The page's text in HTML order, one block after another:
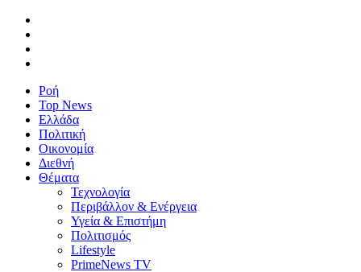
Ροή
Top News
Ελλάδα
Πολιτική
Οικονομία
Διεθνή
Θέματα
Τεχνολογία
Περιβάλλον & Ενέργεια
Υγεία & Επιστήμη
Πολιτισμός
Lifestyle
PrimeNews TV